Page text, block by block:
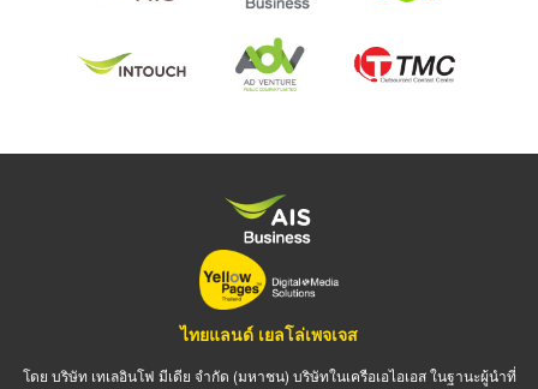
ไทยแลนด์ เยลโล่เพจเจส
โดย บริษัท เทเลอินโฟ มีเดีย จำกัด (มหาชน) บริษัทในเครือเอไอเอส ในฐานะผู้นำที่